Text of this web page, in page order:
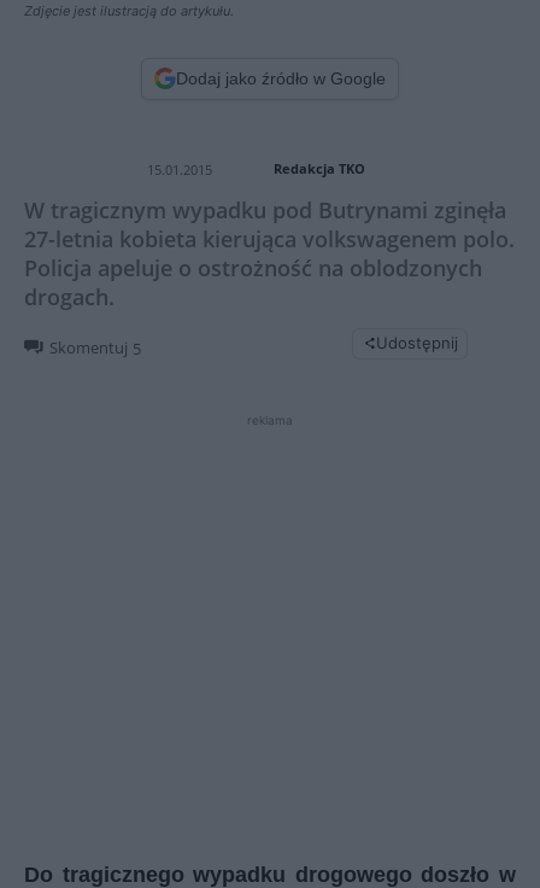
Zdjęcie jest ilustracją do artykułu.
Dodaj jako źródło w Google
15.01.2015 Redakcja TKO
W tragicznym wypadku pod Butrynami zginęła
27-letnia kobieta kierująca volkswagenem polo.
Policja apeluje o ostrożność na oblodzonych
drogach.
Skomentuj 5 Udostępnij
reklama
Do tragicznego wypadku drogowego doszło w